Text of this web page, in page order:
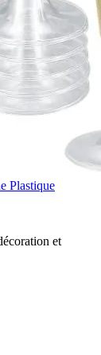
Plastique
et